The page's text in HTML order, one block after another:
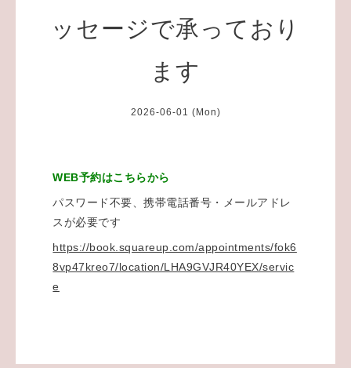
ッセージで承っており
ます
2026-06-01 (Mon)
WEB予約はこちらから
パスワード不要、携帯電話番号・メールアドレ
スが必要です
https://book.squareup.com/appointments/fok6
8vp47kreo7/location/LHA9GVJR40YEX/servic
e